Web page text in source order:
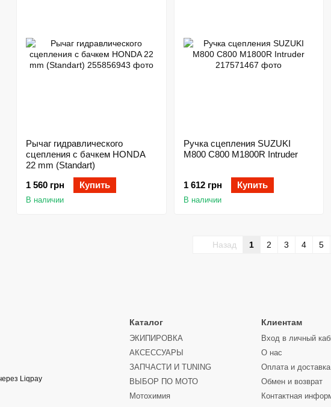
Рычаг гидравлического
сцепления с бачкем HONDA
22 mm (Standart)
1 560 грн
Купить
В наличии
Ручка сцепления SUZUKI
M800 C800 M1800R Intruder
1 612 грн Купить
В наличии
Назад 1 2 3 4 5
Каталог
ЭКИПИРОВКА
АКСЕССУАРЫ
ЗАПЧАСТИ И ТUNING
ВЫБОР ПО МОТО
Мотохимия
Клиентам
Вход в личный
О нас
Оплата и доставка
Обмен и возврат
Контактная